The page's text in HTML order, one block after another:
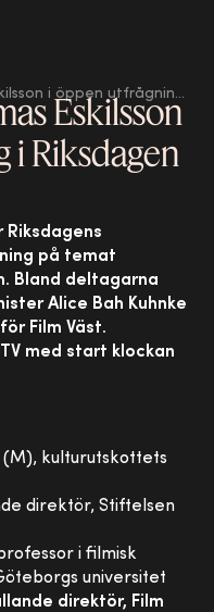
Film Västs VD Tomas Eskilsson i öppen utfrågning i Riksdagen
Eskilsson
i Riksdagen
Riksdagens
på temat
Bland deltagarna
Alice Bah Kuhnke
Film Väst.
med start klockan
(M), kulturutskottets
direktör, Stiftelsen
i filmisk
universitet
direktör, Film